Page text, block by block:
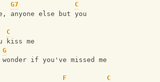
G7
C
anyone else but you
C
kiss me
G
if you've missed me
F
C